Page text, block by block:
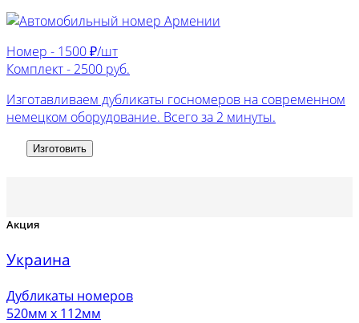
Номер - 1500 ₽/шт
Комплект - 2500 руб.
Изготавливаем дубликаты госномеров на современном
немецком оборудование. Всего за 2 минуты.
Изготовить
Акция
Украина
Дубликаты номеров
520мм х 112мм